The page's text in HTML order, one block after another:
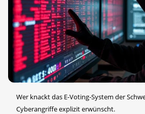
Wer knackt das E-Voting-System der
Cyberangriffe explizit erwünscht.